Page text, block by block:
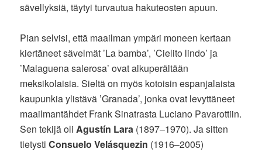
sävellyksiä, täytyi turvautua hakuteosten apuun.
Pian selvisi, että maailman ympäri moneen kertaan
kiertäneet sävelmät ’La bamba’, ’Cielito lindo’ ja
’Malaguena salerosa’ ovat alkuperältään
meksikolaisia. Sieltä on myös kotoisin espanjalaista
kaupunkia ylistävä ’Granada’, jonka ovat levyttäneet
maailmantähdet Frank Sinatrasta Luciano Pavarottiin.
Sen tekijä oliAgustín Lara (1897–1970). Ja sitten
tietystiConsuelo Velásquezin (1916–2005)